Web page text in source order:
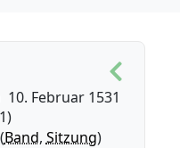
Februar 1531
Band, Sitzung)